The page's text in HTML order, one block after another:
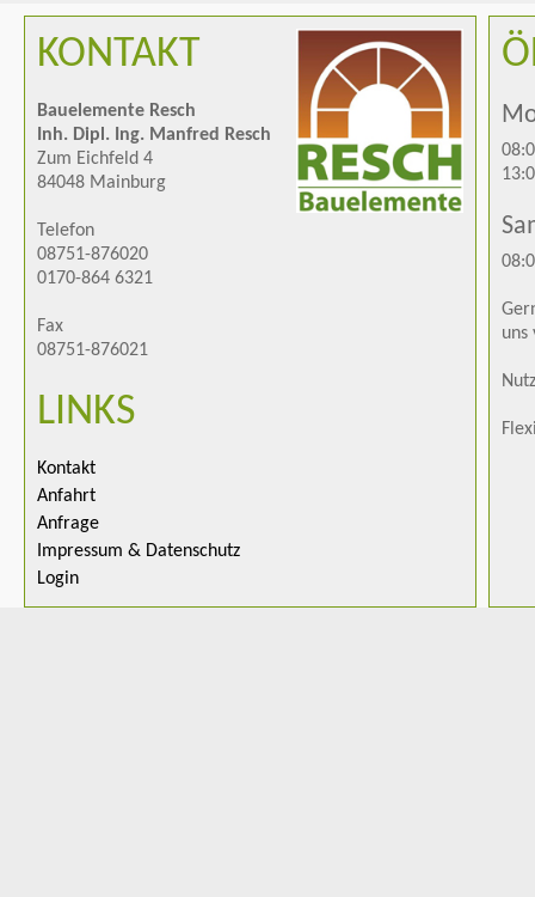
KONTAKT
Bauelemente Resch
Inh. Dipl. Ing. Manfred Resch
Zum Eichfeld 4
84048 Mainburg
Telefon
08751-876020
0170-864 6321
Fax
08751-876021
LINKS
Kontakt
Anfahrt
Anfrage
Impressum & Datenschutz
Login
uns